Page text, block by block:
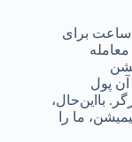
ساعت برای
پخش آن پول
بااین‌حال،
ما را